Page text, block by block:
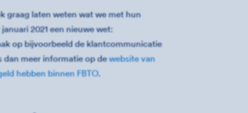
graag laten weten wat we met hun
2021 een nieuwe wet:
op bijvoorbeeld de klantcommunicatie
dan meer informatie op dewebsite van
hebben binnen FBTO.